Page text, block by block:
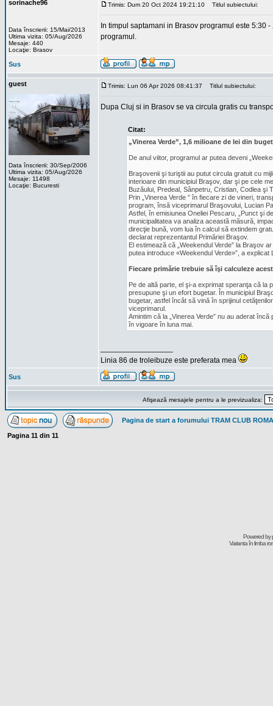
sorinache96
Data înscrierii: 15/Mai/2013
Ultima vizita: 05/Aug/2026
Mesaje: 440
Locaţie: Brasov
Trimis: Dum 20 Oct 2024 19:21:10 Titlul subiectului:
In timpul saptamani in Brasov programul este 5:30
programul.
Sus
guest
Data înscrierii: 30/Sep/2006
Ultima vizita: 05/Aug/2026
Mesaje: 11498
Locaţie: Bucuresti
Trimis: Lun 06 Apr 2026 08:41:37 Titlul subiectului:
Dupa Cluj si in Brasov se va circula gratis cu
Citat:
„Vinerea Verde”, 1,6 milioane de lei din
De anul viitor, programul ar putea deveni
Braşovenii şi turiştii au putut circula gratuit cu
interioare din municipiul Braşov, dar şi pe cele
Buzăului, Predeal, Sânpetru, Cristian, Codlea şi
Prin „Vinerea Verde ” în fiecare zi de vineri,
program, însă viceprimarul Braşovului, Lucian
Astfel, în emisiunea Oneliei Pescaru, „Punct şi
municipalitatea va analiza această măsură,
direcţie bună, vom lua în calcul să extindem
declarat reprezentantul Primăriei Braşov.
El estimează că „Weekendul Verde” la Braşov
putea introduce «Weekendul Verde»”, a explicat
Fiecare primărie trebuie să îşi calculeze
Pe de altă parte, el şi-a exprimat speranţa că la
presupune şi un efort bugetar. În municipiul
bugetar, astfel încât să vină în sprijinul
viceprimarul.
Amintim că la „Vinerea Verde” nu au aderat
în vigoare în luna mai.
Linia 86 de troleibuze este preferata mea
Sus
Afişează mesajele pentru a le previzualiza:
Pagina de start a forumului TRAM CLUB
Pagina 11 din 11
Powered by
Varianta în limba